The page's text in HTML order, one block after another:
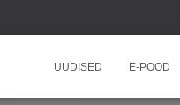
UUDISED E-POOD